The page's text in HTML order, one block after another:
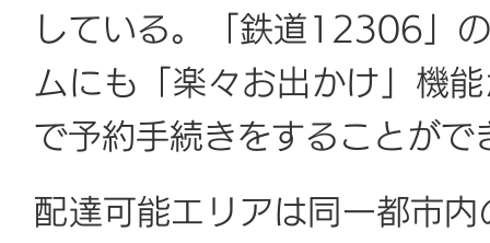
している。「鉄道12306」
ムにも「楽々お出かけ」機
で予約手続きをすることがで
配達可能エリアは同一都市